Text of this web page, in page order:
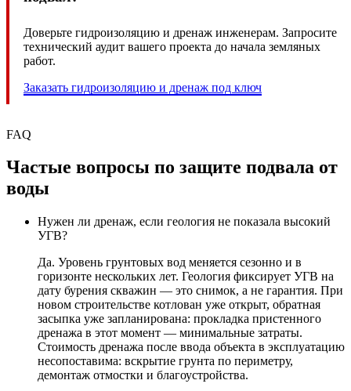
Доверьте гидроизоляцию и дренаж инженерам. Запросите
технический аудит вашего проекта до начала земляных
работ.
Заказать гидроизоляцию и дренаж под ключ
FAQ
Частые вопросы по защите подвала от
воды
Нужен ли дренаж, если геология не показала высокий
УГВ?
Да. Уровень грунтовых вод меняется сезонно и в
горизонте нескольких лет. Геология фиксирует УГВ на
дату бурения скважин — это снимок, а не гарантия. При
новом строительстве котлован уже открыт, обратная
засыпка уже запланирована: прокладка пристенного
дренажа в этот момент — минимальные затраты.
Стоимость дренажа после ввода объекта в эксплуатацию
несопоставима: вскрытие грунта по периметру,
демонтаж отмостки и благоустройства.